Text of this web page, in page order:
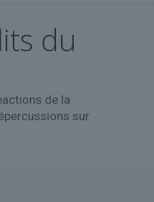
du
de la
sur